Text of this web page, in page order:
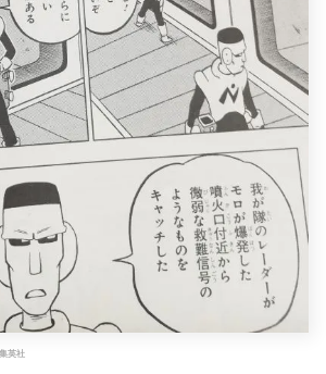
英社